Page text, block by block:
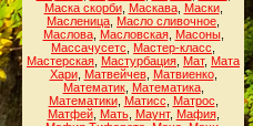
Маска скорби, Маскава, Маски,
Масленица Масло сливочное
Маслова, Масловская, Масоны,
Массачусетс
Мастер-класс
Мастерская Мастурбация Мат, Мата
Хари, Матвейчев, Матвиенко,
Математик, Математика,
Математики, Матисс Матрос
Матфей, Мать, Маунт, Мафия,